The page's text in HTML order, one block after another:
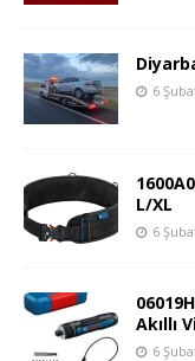
6
L/XL
6
Akıllı
6